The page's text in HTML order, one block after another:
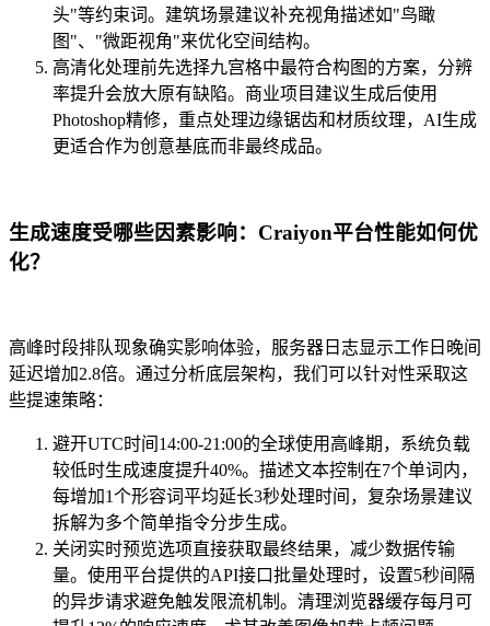
头"等约束词。建筑场景建议补充视角描述如"鸟瞰
图"、"微距视角"来优化空间结构。
高清化处理前先选择九宫格中最符合构图的方案，分辨
率提升会放大原有缺陷。商业项目建议生成后使用
Photoshop精修，重点处理边缘锯齿和材质纹理，AI生成
更适合作为创意基底而非最终成品。
生成速度受哪些因素影响：Craiyon平台性能如何优
化？
高峰时段排队现象确实影响体验，服务器日志显示工作日晚间
延迟增加2.8倍。通过分析底层架构，我们可以针对性采取这
些提速策略：
避开UTC时间14:00-21:00的全球使用高峰期，系统负载
较低时生成速度提升40%。描述文本控制在7个单词内，
每增加1个形容词平均延长3秒处理时间，复杂场景建议
拆解为多个简单指令分步生成。
关闭实时预览选项直接获取最终结果，减少数据传输
量。使用平台提供的API接口批量处理时，设置5秒间隔
的异步请求避免触发限流机制。清理浏览器缓存每月可